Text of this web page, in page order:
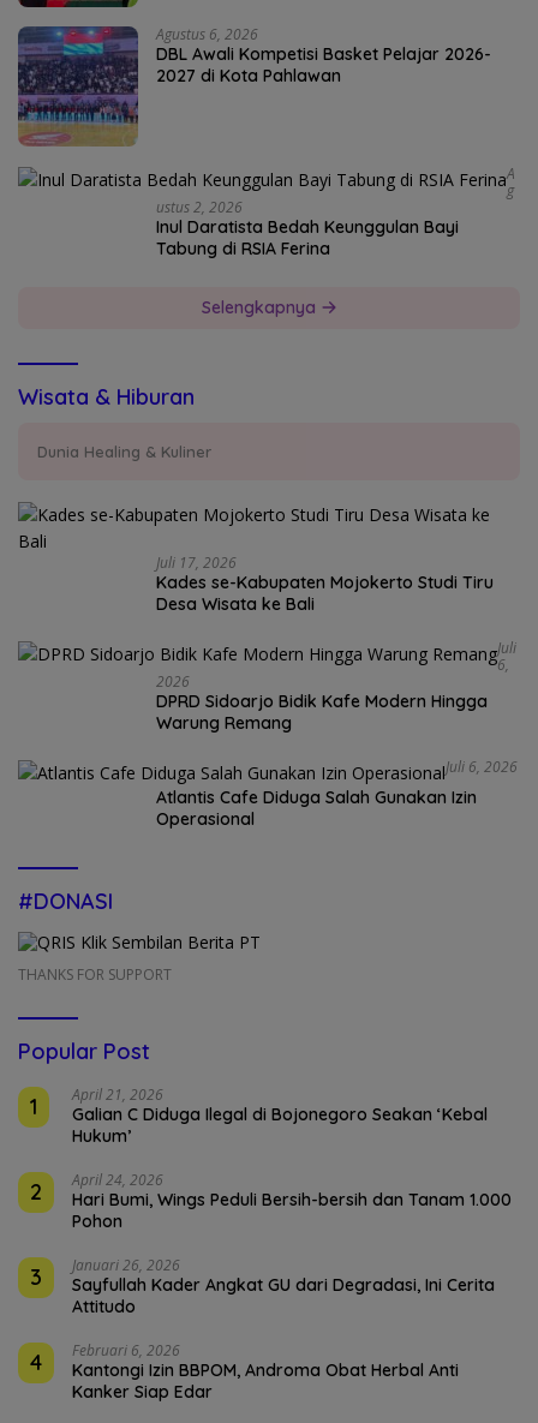
Agustus 6, 2026
DBL Awali Kompetisi Basket Pelajar 2026-
2027 di Kota Pahlawan
A
G
Ustus 2, 2026
Inul Daratista Bedah Keunggulan Bayi
Tabung di RSIA Ferina
Selengkapnya
Wisata & Hiburan
Dunia Healing & Kuliner
Juli 17, 2026
Kades se-Kabupaten Mojokerto Studi Tiru
Desa Wisata ke Bali
Juli
6,
2026
DPRD Sidoarjo Bidik Kafe Modern Hingga
Warung Remang
Juli 6, 2026
Atlantis Cafe Diduga Salah Gunakan Izin
Operasional
#DONASI
THANKS FOR SUPPORT
Popular Post
1
April 21, 2026
Galian C Diduga Ilegal di Bojonegoro Seakan ‘Kebal
Hukum’
2 April 24, 2026
Hari Bumi, Wings Peduli Bersih-bersih dan Tanam 1.000
Pohon
3 Januari 26, 2026
Sayfullah Kader Angkat GU dari Degradasi, Ini Cerita
Attitudo
4 Februari 6, 2026
Kantongi Izin BBPOM, Androma Obat Herbal Anti
Kanker Siap Edar